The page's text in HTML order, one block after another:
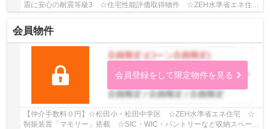
震に安心の耐震等級3 ☆住宅性能評価取得物件 ☆ZEH水準省エネ住
会員物件
会員登録をして限定物件を見る
【仲介手数料０円】☆松田小・松田中学区 ☆ZEH水準省エネ住宅 ☆
制振装置「マモリー」搭載 ☆SIC・WIC・パントリーなど収納スペース